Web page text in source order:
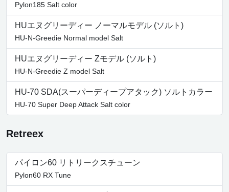
Pylon185 Salt color
HUエヌグリーディー ノーマルモデル (ソルト)
HU-N-Greedie Normal model Salt
HUエヌグリーディー Zモデル (ソルト)
HU-N-Greedie Z model Salt
HU-70 SDA(スーパーディープアタック) ソルトカラー
HU-70 Super Deep Attack Salt color
Retreex
パイロン60 リトリークスチューン
Pylon60 RX Tune